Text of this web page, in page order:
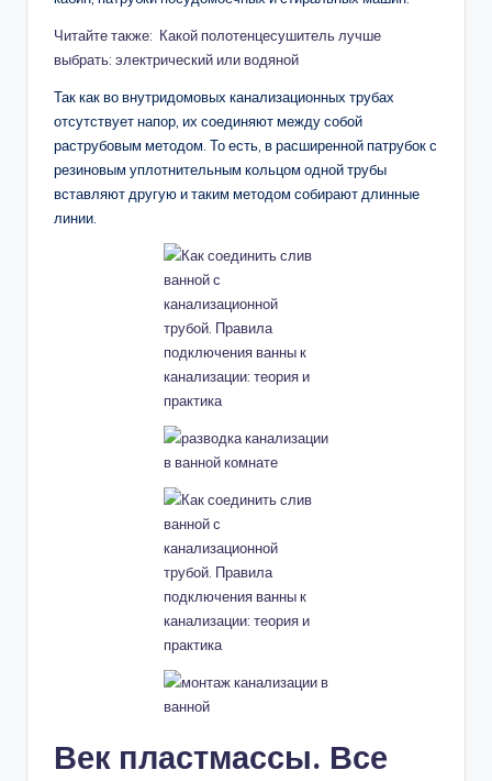
Читайте также: Какой полотенцесушитель лучше
выбрать: электрический или водяной
Так как во внутридомовых канализационных трубах
отсутствует напор, их соединяют между собой
раструбовым методом. То есть, в расширенной патрубок с
резиновым уплотнительным кольцом одной трубы
вставляют другую и таким методом собирают длинные
линии.
Век пластмассы. Все